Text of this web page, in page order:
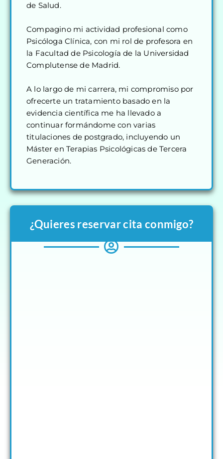
de Salud.
Compagino mi actividad profesional como
Psicóloga Clínica, con mi rol de profesora en
la Facultad de Psicología de la Universidad
Complutense de Madrid.
A lo largo de mi carrera, mi compromiso por
ofrecerte un tratamiento basado en la
evidencia científica me ha llevado a
continuar formándome con varias
titulaciones de postgrado, incluyendo un
Máster en Terapias Psicológicas de Tercera
Generación.
¿Quieres reservar cita conmigo?